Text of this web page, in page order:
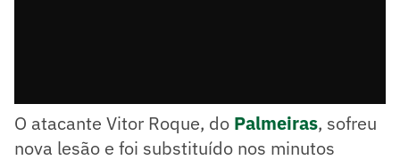
O atacante Vitor Roque, do Palmeiras, sofreu
nova lesão e foi substituído nos minutos